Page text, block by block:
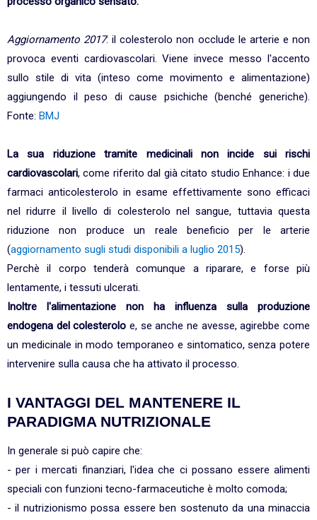
Aggiornamento 2017: il colesterolo non occlude le arterie e non
provoca eventi cardiovascolari. Viene invece messo l'accento
sullo stile di vita (inteso come movimento e alimentazione)
aggiungendo il peso di cause psichiche (benché generiche).
Fonte: BMJ
La sua riduzione tramite medicinali non incide sui rischi
cardiovascolari, come riferito dal già citato studio Enhance: i due
farmaci anticolesterolo in esame effettivamente sono efficaci
nel ridurre il livello di colesterolo nel sangue, tuttavia questa
riduzione non produce un reale beneficio per le arterie
(aggiornamento sugli studi disponibili a luglio 2015).
Perchè il corpo tenderà comunque a riparare, e forse più
lentamente, i tessuti ulcerati.
Inoltre l'alimentazione non ha influenza sulla produzione
endogena del colesterolo e, se anche ne avesse, agirebbe come
un medicinale in modo temporaneo e sintomatico, senza potere
intervenire sulla causa che ha attivato il processo.
I VANTAGGI DEL MANTENERE IL
PARADIGMA NUTRIZIONALE
In generale si può capire che:
- per i mercati finanziari, l'idea che ci possano essere alimenti
speciali con funzioni tecno-farmaceutiche è molto comoda;
- il nutrizionismo possa essere ben sostenuto da una minaccia